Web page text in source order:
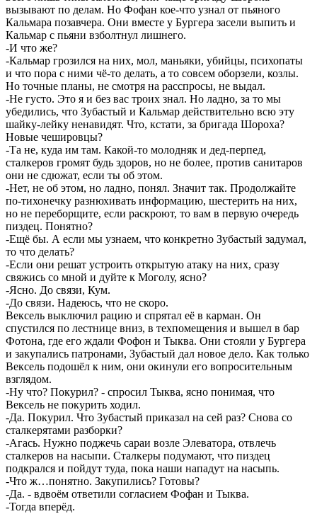
вызывают по делам. Но Фофан кое-что узнал от пьяного
Кальмара позавчера. Они вместе у Бургера засели выпить и
Кальмар с пьяни взболтнул лишнего.
-И что же?
-Кальмар грозился на них, мол, маньяки, убийцы, психопаты
и что пора с ними чё-то делать, а то совсем оборзели, козлы.
Но точные планы, не смотря на расспросы, не выдал.
-Не густо. Это я и без вас троих знал. Но ладно, за то мы
убедились, что Зубастый и Кальмар действительно всю эту
шайку-лейку ненавидят. Что, кстати, за бригада Шороха?
Новые чешировцы?
-Та не, куда им там. Какой-то молодняк и дед-перпед,
сталкеров громят будь здоров, но не более, против санитаров
они не сдюжат, если ты об этом.
-Нет, не об этом, но ладно, понял. Значит так. Продолжайте
по-тихонечку разнюхивать информацию, шестерить на них,
но не переборщите, если раскроют, то вам в первую очередь
пиздец. Понятно?
-Ещё бы. А если мы узнаем, что конкретно Зубастый задумал,
то что делать?
-Если они решат устроить открытую атаку на них, сразу
свяжись со мной и дуйте к Моголу, ясно?
-Ясно. До связи, Кум.
-До связи. Надеюсь, что не скоро.
Вексель выключил рацию и спрятал её в карман. Он
спустился по лестнице вниз, в техпомещения и вышел в бар
Фотона, где его ждали Фофон и Тыква. Они стояли у Бургера
и закупались патронами, Зубастый дал новое дело. Как только
Вексель подошёл к ним, они окинули его вопросительным
взглядом.
-Ну что? Покурил? - спросил Тыква, ясно понимая, что
Вексель не покурить ходил.
-Да. Покурил. Что Зубастый приказал на сей раз? Снова со
сталкерятами разборки?
-Агась. Нужно поджечь сараи возле Элеватора, отвлечь
сталкеров на насыпи. Сталкеры подумают, что пиздец
подкрался и пойдут туда, пока наши нападут на насыпь.
-Что ж…понятно. Закупились? Готовы?
-Да. - вдвоём ответили согласием Фофан и Тыква.
-Тогда вперёд.